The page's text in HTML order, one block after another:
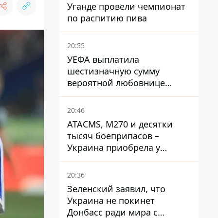
Уганде провели чемпионат
по распитию пива
20:55
УЕФА выплатила
шестизначную сумму
вероятной любовнице
Инфантино - The Telegraph
20:46
ATACMS, M270 и десятки
тысяч боеприпасов –
Украина приобрела у
Турции мощный пакет
вооружения
20:36
Зеленский заявил, что
Украина не покинет
Донбасс ради мира с